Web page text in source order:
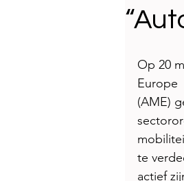
Op 20
Europe
(AME)
te
actief